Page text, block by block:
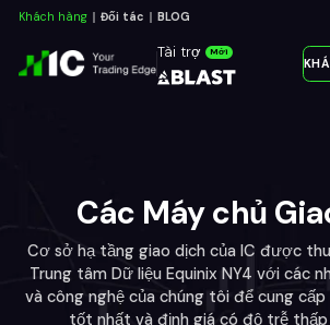
Khách hàng Đối tác BLOG
Tài trợ Mới
Các Máy chủ
Cơ sở hạ tầng giao dịch của IC được
Trung tâm Dữ liệu Equinix NY4 với các
và công nghệ của chúng tôi để cung
tốt nhất và định giá có độ trễ